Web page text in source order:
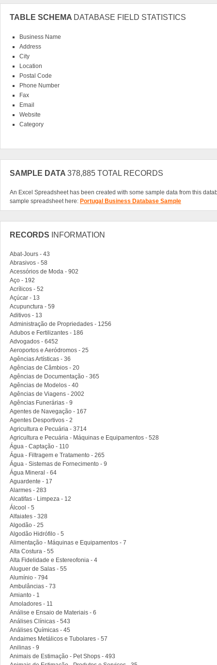
TABLE SCHEMA DATABASE FIELD STATISTICS
Business Name
Address
City
Location
Postal Code
Phone Number
Fax
Email
Website
Category
SAMPLE DATA 378,885 TOTAL RECORDS
An Excel Spreadsheet has been created with some sample data from this
sample spreadsheet here: Portugal Business Database Sample
RECORDS INFORMATION
Abat-Jours - 43
Abrasivos - 58
Acessórios de Moda - 902
Aço - 192
Acrílicos - 52
Açúcar - 13
Acupunctura - 59
Aditivos - 13
Administração de Propriedades - 1256
Adubos e Fertilizantes - 186
Advogados - 6452
Aeroportos e Aeródromos - 25
Agências Artísticas - 36
Agências de Câmbios - 20
Agências de Documentação - 365
Agências de Modelos - 40
Agências de Viagens - 2002
Agências Funerárias - 9
Agentes de Navegação - 167
Agentes Desportivos - 2
Agricultura e Pecuária - 3714
Agricultura e Pecuária - Máquinas e Equipamentos - 528
Água - Captação - 110
Água - Filtragem e Tratamento - 265
Água - Sistemas de Fornecimento - 9
Água Mineral - 64
Aguardente - 17
Alarmes - 283
Alcatifas - Limpeza - 12
Álcool - 5
Alfaiates - 328
Algodão - 25
Algodão Hidrófilo - 5
Alimentação - Máquinas e Equipamentos - 7
Alta Costura - 55
Alta Fidelidade e Estereofonia - 4
Aluguer de Salas - 55
Alumínio - 794
Ambulâncias - 73
Amianto - 1
Amoladores - 11
Análise e Ensaio de Materiais - 6
Análises Clínicas - 543
Análises Químicas - 45
Andaimes Metálicos e Tubolares - 57
Anilinas - 9
Animais de Estimação - Pet Shops - 493